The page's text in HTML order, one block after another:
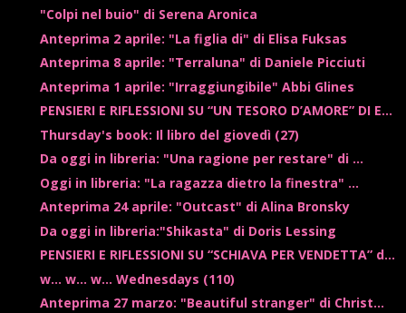
"Colpi nel buio" di Serena Aronica
Anteprima 2 aprile: "La figlia di" di Elisa Fuksas
Anteprima 8 aprile: "Terraluna" di Daniele Picciuti
Anteprima 1 aprile: "Irraggiungibile" Abbi Glines
PENSIERI E RIFLESSIONI SU “UN TESORO D’AMORE” DI E...
Thursday's book: Il libro del giovedì (27)
Da oggi in libreria: "Una ragione per restare" di ...
Oggi in libreria: "La ragazza dietro la finestra" ...
Anteprima 24 aprile: "Outcast" di Alina Bronsky
Da oggi in libreria:"Shikasta" di Doris Lessing
PENSIERI E RIFLESSIONI SU “SCHIAVA PER VENDETTA” d...
w... w... w... Wednesdays (110)
Anteprima 27 marzo: "Beautiful stranger" di Christ...